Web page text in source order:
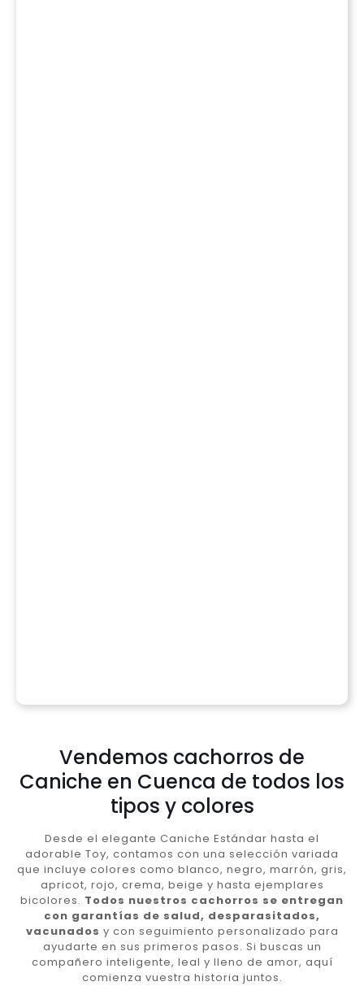
Vendemos cachorros de
Caniche en Cuenca de todos los
tipos y colores
Desde el elegante Caniche Estándar hasta el
adorable Toy, contamos con una selección variada
que incluye colores como blanco, negro, marrón, gris,
apricot, rojo, crema, beige y hasta ejemplares
bicolores. Todos nuestros cachorros se entregan
con garantías de salud, desparasitados,
vacunados y con seguimiento personalizado para
ayudarte en sus primeros pasos. Si buscas un
compañero inteligente, leal y lleno de amor, aquí
comienza vuestra historia juntos.